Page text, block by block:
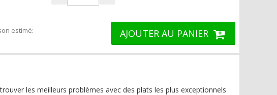
estimé:
AJOUTER AU PANIER
les meilleurs problèmes avec des plats les plus exceptionnels